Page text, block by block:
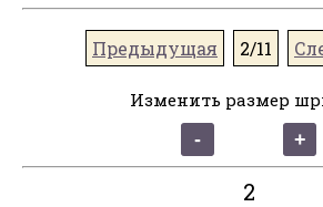
Предыдущая 2/11
Изменить размер
2